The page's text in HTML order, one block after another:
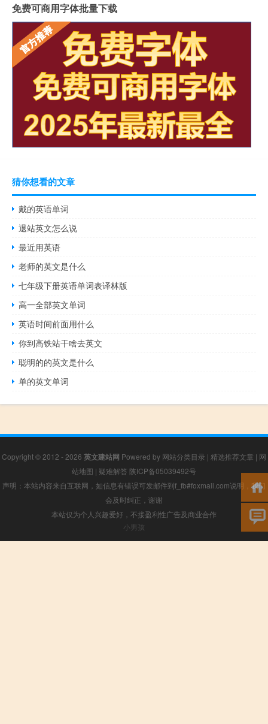
免费可商用字体批量下载
猜你想看的文章
戴的英语单词
退站英文怎么说
最近用英语
老师的英文是什么
七年级下册英语单词表译林版
高一全部英文单词
英语时间前面用什么
你到高铁站干啥去英文
聪明的的英文是什么
单的英文单词
Copyright © 2012 - 2026 英文建站网 Powered by 网站分类目录 | 精选推荐文章 | 网
站地图 | 疑难解答 陕ICP备05039492号
声明：本站内容来自互联网，如信息有错误可发邮件到f_fb#foxmail.com说明，我们
会及时纠正，谢谢
本站仅为个人兴趣爱好，不接盈利性广告及商业合作
小男孩